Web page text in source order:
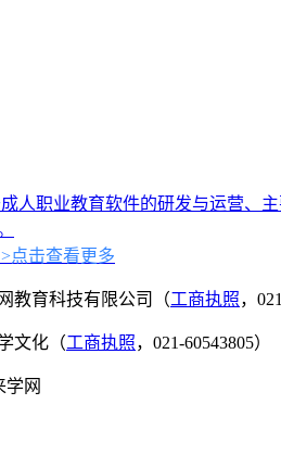
人职业教育软件的研发与运营、
>点击查看更多
教育科技有限公司（工商执照，
文化（工商执照，021-60543805）
学网